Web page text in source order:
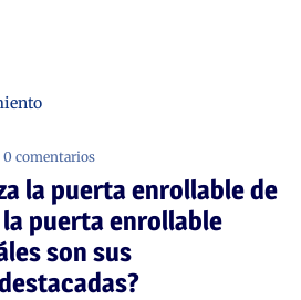
0 comentarios
la puerta enrollable de
puerta enrollable
son sus